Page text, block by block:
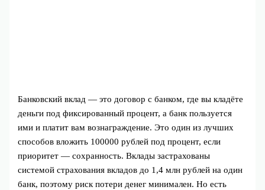
Банковский вклад — это договор с банком, где вы кладёте
деньги под фиксированный процент, а банк пользуется
ими и платит вам вознаграждение. Это один из лучших
способов вложить 100000 рублей под процент, если
приоритет — сохранность. Вклады застрахованы
системой страхования вкладов до 1,4 млн рублей на один
банк, поэтому риск потери денег минимален. Но есть